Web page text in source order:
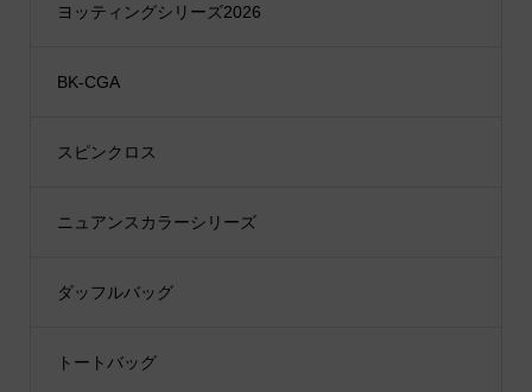
ヨッティングシリーズ2026
BK-CGA
スピンクロス
ニュアンスカラーシリーズ
ダッフルバッグ
トートバッグ